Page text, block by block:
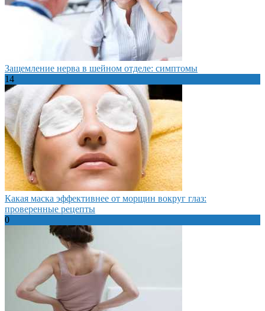
Защемление нерва в шейном отделе: симптомы
14
Какая маска эффективнее от морщин вокруг глаз:
проверенные рецепты
0